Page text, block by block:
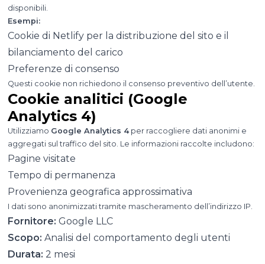
disponibili.
Esempi:
Cookie di Netlify per la distribuzione del sito e il
bilanciamento del carico
Preferenze di consenso
Questi cookie non richiedono il consenso preventivo dell’utente.
Cookie analitici (Google
Analytics 4)
Utilizziamo Google Analytics 4per raccogliere dati anonimi e
aggregati sul traffico del sito. Le informazioni raccolte includono:
Pagine visitate
Tempo di permanenza
Provenienza geografica approssimativa
I dati sono anonimizzati tramite mascheramento dell’indirizzo IP.
Fornitore: Google LLC
Scopo: Analisi del comportamento degli utenti
Durata: 2 mesi